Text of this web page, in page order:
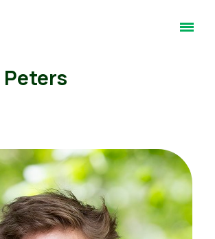
Peters